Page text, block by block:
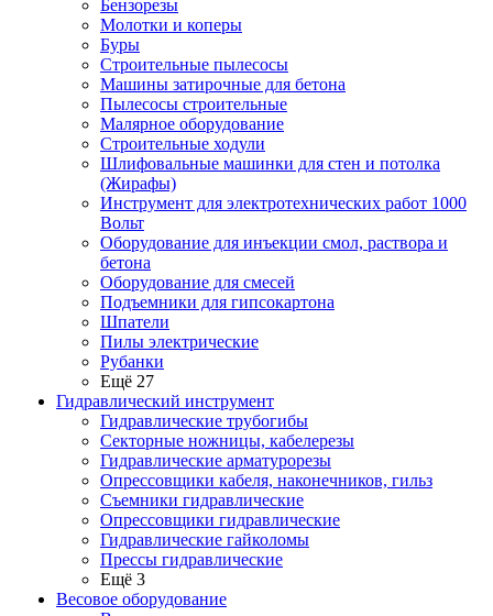
Бензорезы
Молотки и коперы
Буры
Строительные пылесосы
Машины затирочные для бетона
Пылесосы строительные
Малярное оборудование
Строительные ходули
Шлифовальные машинки для стен и потолка
(Жирафы)
Инструмент для электротехнических работ 1000
Вольт
Оборудование для инъекции смол, раствора и
бетона
Оборудование для смесей
Подъемники для гипсокартона
Шпатели
Пилы электрические
Рубанки
Ещё 27
Гидравлический инструмент
Гидравлические трубогибы
Секторные ножницы, кабелерезы
Гидравлические арматурорезы
Опрессовщики кабеля, наконечников, гильз
Съемники гидравлические
Опрессовщики гидравлические
Гидравлические гайколомы
Прессы гидравлические
Ещё 3
Весовое оборудование